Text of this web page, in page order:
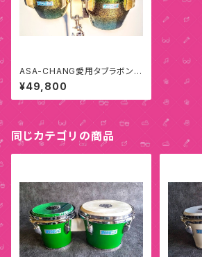
ASA-CHANG愛用タブラボンゴ
B
¥49,800
同じカテゴリの商品